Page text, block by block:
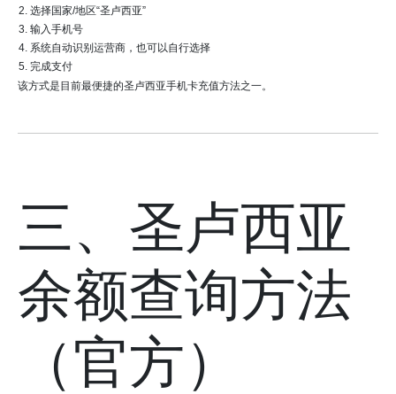
选择国家/地区“圣卢西亚”
输入手机号
系统自动识别运营商，也可以自行选择
完成支付
该方式是目前最便捷的圣卢西亚手机卡充值方法之一。
三、圣卢西亚
余额查询方法
（官方）